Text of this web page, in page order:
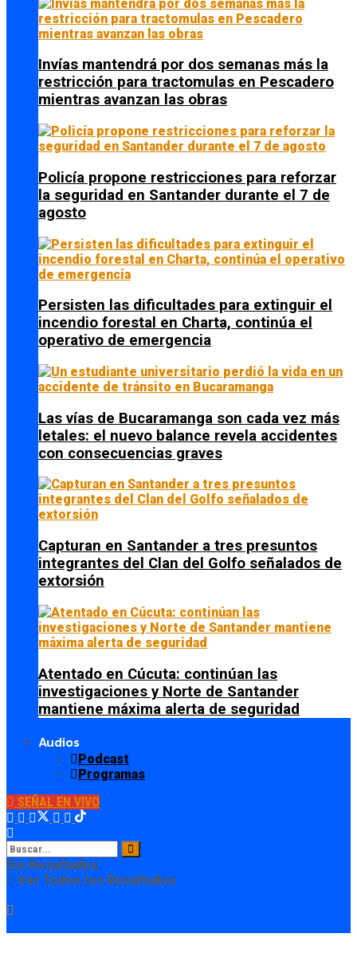
Invías mantendrá por dos semanas más la
restricción para tractomulas en Pescadero
mientras avanzan las obras
Policía propone restricciones para reforzar
la seguridad en Santander durante el 7 de
agosto
Persisten las dificultades para extinguir el
incendio forestal en Charta, continúa el
operativo de emergencia
Las vías de Bucaramanga son cada vez más
letales: el nuevo balance revela accidentes
con consecuencias graves
Capturan en Santander a tres presuntos
integrantes del Clan del Golfo señalados de
extorsión
Atentado en Cúcuta: continúan las
investigaciones y Norte de Santander
mantiene máxima alerta de seguridad
Audios
Podcast
Programas
SEÑAL EN VIVO
Sin Resultados
Ver Todos los Resultados